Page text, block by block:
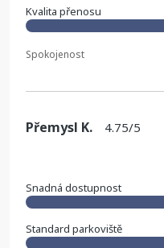
Kvalita přenosu
Spokojenost
Přemysl K. 4.75/5
Snadná dostupnost
Standard parkoviště